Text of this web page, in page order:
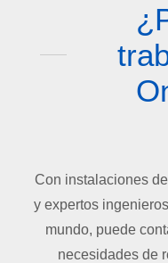
Con instalaciones
y expertos
mundo, puede
necesidades de